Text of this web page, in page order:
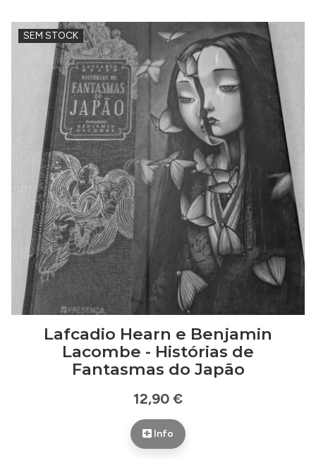
SEM STOCK
Lafcadio Hearn e Benjamin
Lacombe - Histórias de
Fantasmas do Japão
12,90 €
Info